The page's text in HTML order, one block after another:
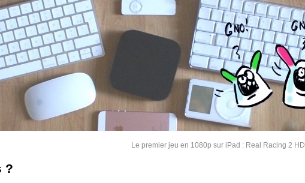
Le premier jeu en 1080p sur iPad : Real Racing 2 HD
?